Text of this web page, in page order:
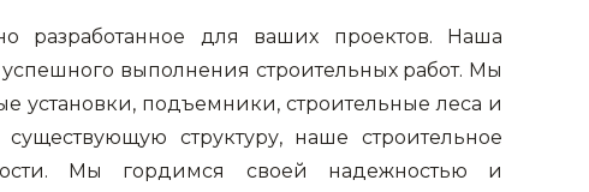
разработанное для ваших проектов. Наша
выполнения строительных работ. Мы
установки, подъемники, строительные леса и
структуру, наше строительное
Мы гордимся своей надежностью и